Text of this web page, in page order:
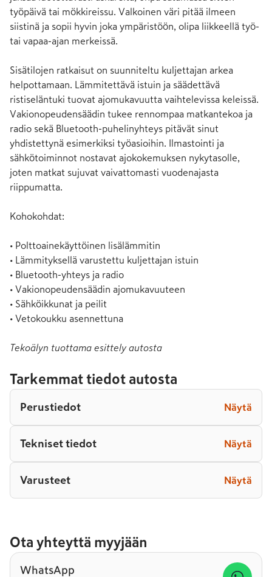
työpäivä tai mökkireissu. Valkoinen väri pitää ilmeen
siistinä ja sopii hyvin joka ympäristöön, olipa liikkeellä työ-
tai vapaa-ajan merkeissä.
Sisätilojen ratkaisut on suunniteltu kuljettajan arkea
helpottamaan. Lämmitettävä istuin ja säädettävä
ristiseläntuki tuovat ajomukavuutta vaihtelevissa keleissä.
Vakionopeudensäädin tukee rennompaa matkantekoa ja
radio sekä Bluetooth-puhelinyhteys pitävät sinut
yhdistettynä esimerkiksi työasioihin. Ilmastointi ja
sähkötoiminnot nostavat ajokokemuksen nykytasolle,
joten matkat sujuvat vaivattomasti vuodenajasta
riippumatta.
Kohokohdat:
• Polttoainekäyttöinen lisälämmitin
• Lämmityksellä varustettu kuljettajan istuin
• Bluetooth-yhteys ja radio
• Vakionopeudensäädin ajomukavuuteen
• Sähköikkunat ja peilit
• Vetokoukku asennettuna
Tekoälyn tuottama esittely autosta
Tarkemmat tiedot autosta
Perustiedot Näytä
Tekniset tiedot Näytä
Varusteet Näytä
Ota yhteyttä myyjään
WhatsApp